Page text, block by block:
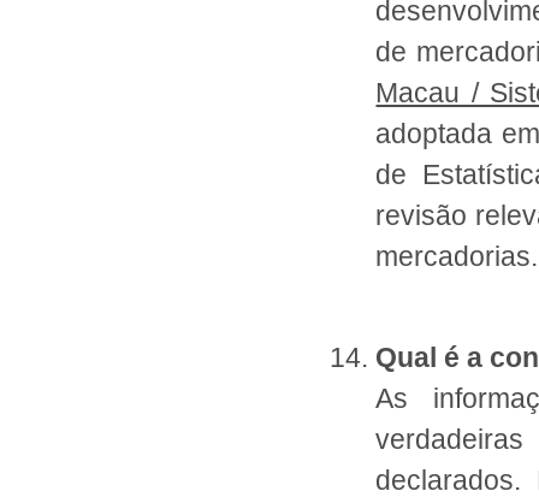
de
Macau /
adoptada
de
revisão
mercadorias.
Qual é a
As